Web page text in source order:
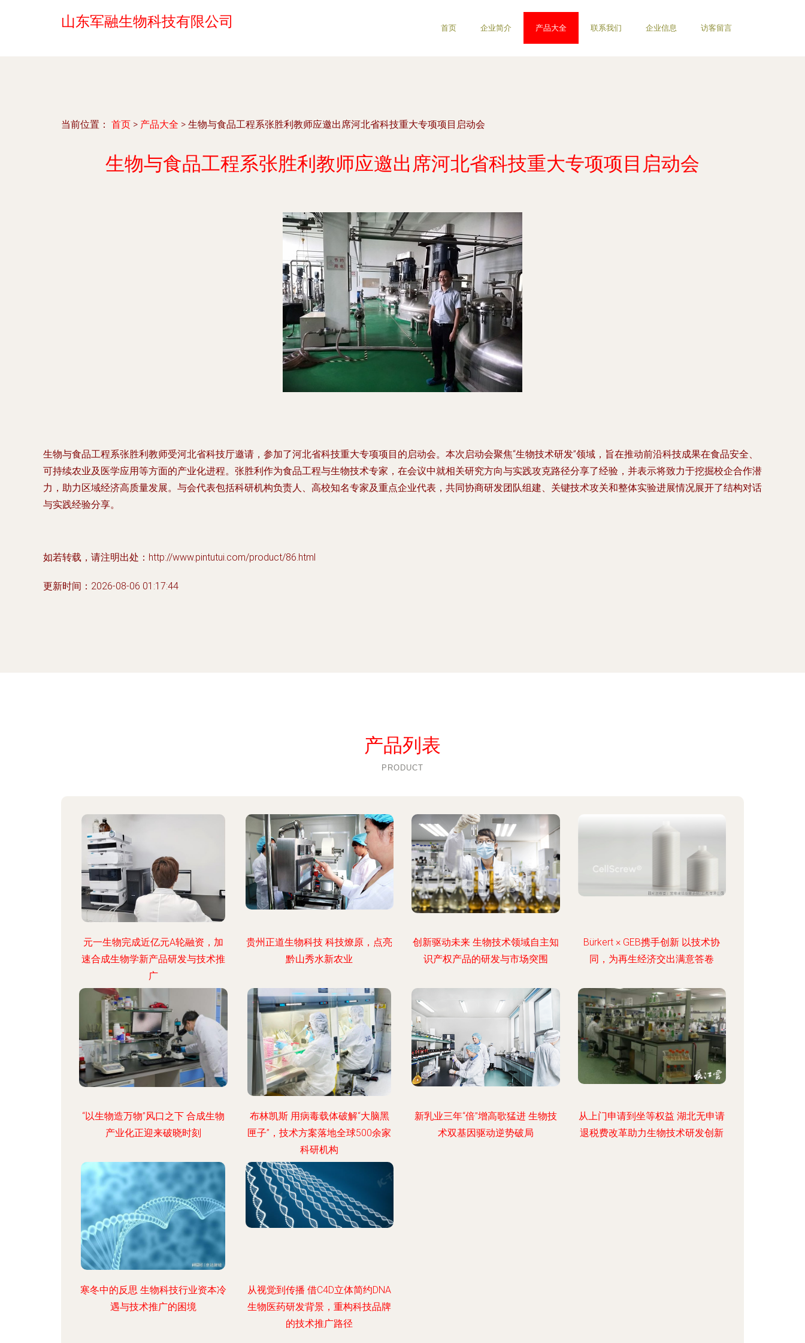
山东军融生物科技有限公司 首页 企业简介 产品大全 联系我们 企业信息 访客留言
当前位置： 首页 > 产品大全 > 生物与食品工程系张胜利教师应邀出席河北省科技重大专项项目启动会
生物与食品工程系张胜利教师应邀出席河北省科技重大专项项目启动会
生物与食品工程系张胜利教师受河北省科技厅邀请，参加了河北省科技重大专项项目的启动会。本次启动会聚焦“生物技术研发”领域，旨在推动前沿科技成果在食品安全、
可持续农业及医学应用等方面的产业化进程。张胜利作为食品工程与生物技术专家，在会议中就相关研究方向与实践攻克路径分享了经验，并表示将致力于挖掘校企合作潜
力，助力区域经济高质量发展。与会代表包括科研机构负责人、高校知名专家及重点企业代表，共同协商研发团队组建、关键技术攻关和整体实验进展情况展开了结构对话
与实践经验分享。
如若转载，请注明出处：http://www.pintutui.com/product/86.html
更新时间：2026-08-06 01:17:44
产品列表
PRODUCT
元一生物完成近亿元A轮融资，加
速合成生物学新产品研发与技术推
广
贵州正道生物科技 科技燎原，点亮
黔山秀水新农业
创新驱动未来 生物技术领域自主知
识产权产品的研发与市场突围
Bürkert × GEB携手创新 以技术协
同，为再生经济交出满意答卷
“以生物造万物”风口之下 合成生物
产业化正迎来破晓时刻
布林凯斯 用病毒载体破解“大脑黑
匣子”，技术方案落地全球500余家
科研机构
新乳业三年“倍”增高歌猛进 生物技
术双基因驱动逆势破局
从上门申请到坐等权益 湖北无申请
退税费改革助力生物技术研发创新
寒冬中的反思 生物科技行业资本冷
遇与技术推广的困境
从视觉到传播 借C4D立体简约DNA
生物医药研发背景，重构科技品牌
的技术推广路径